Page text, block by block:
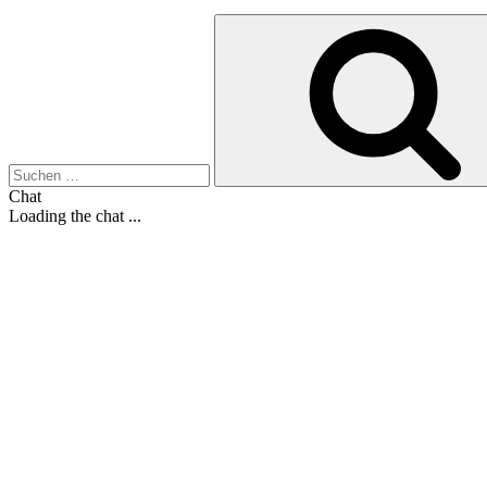
Chat
Loading the chat ...